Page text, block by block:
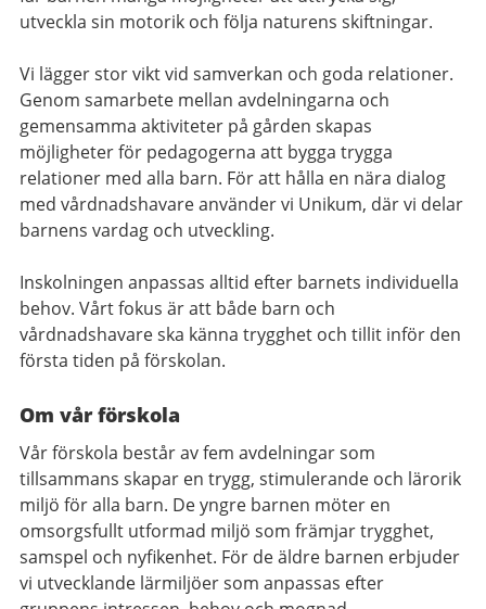
utveckla sin motorik och följa naturens skiftningar.
Vi lägger stor vikt vid samverkan och goda relationer.
Genom samarbete mellan avdelningarna och
gemensamma aktiviteter på gården skapas
möjligheter för pedagogerna att bygga trygga
relationer med alla barn. För att hålla en nära dialog
med vårdnadshavare använder vi Unikum, där vi delar
barnens vardag och utveckling.
Inskolningen anpassas alltid efter barnets individuella
behov. Vårt fokus är att både barn och
vårdnadshavare ska känna trygghet och tillit inför den
första tiden på förskolan.
Om vår förskola
Vår förskola består av fem avdelningar som
tillsammans skapar en trygg, stimulerande och lärorik
miljö för alla barn. De yngre barnen möter en
omsorgsfullt utformad miljö som främjar trygghet,
samspel och nyfikenhet. För de äldre barnen erbjuder
vi utvecklande lärmiljöer som anpassas efter